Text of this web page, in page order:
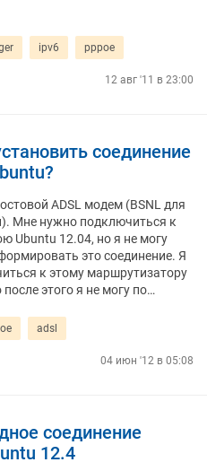
ipv6 pppoe
12 авг '11 в 23:00
соединение
ADSL модем (BSNL для
Мне нужно подключиться к
Ubuntu 12.04, но я не могу
это соединение. Я
к этому маршрутизатору
после этого я не могу по…
adsl
04 июн '12 в 05:08
соединение
12.4